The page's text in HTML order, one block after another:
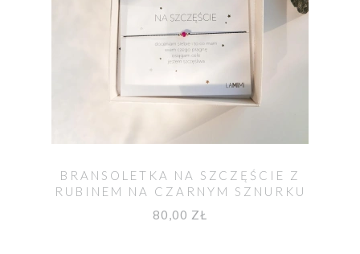
BRANSOLETKA NA SZCZĘŚCIE Z
RUBINEM NA CZARNYM SZNURKU
80,00 ZŁ